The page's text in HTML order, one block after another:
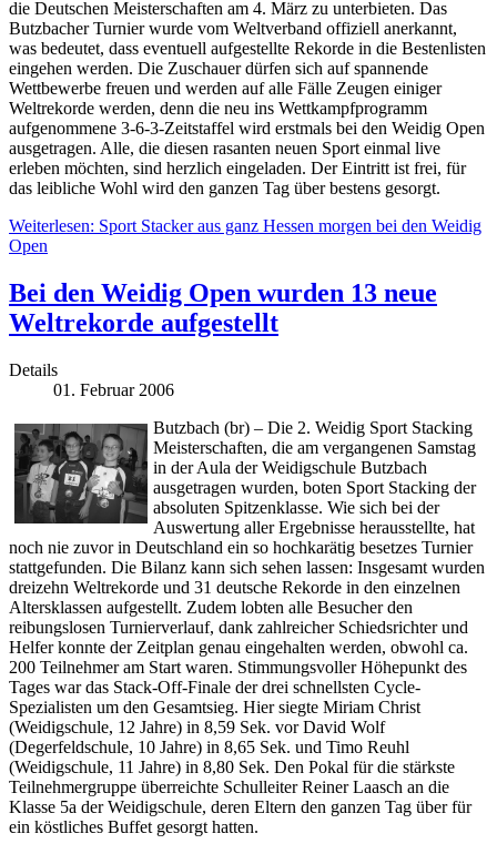
die Deutschen Meisterschaften am 4. März zu unterbieten. Das
Butzbacher Turnier wurde vom Weltverband offiziell anerkannt,
was bedeutet, dass eventuell aufgestellte Rekorde in die Bestenlisten
eingehen werden. Die Zuschauer dürfen sich auf spannende
Wettbewerbe freuen und werden auf alle Fälle Zeugen einiger
Weltrekorde werden, denn die neu ins Wettkampfprogramm
aufgenommene 3-6-3-Zeitstaffel wird erstmals bei den Weidig Open
ausgetragen. Alle, die diesen rasanten neuen Sport einmal live
erleben möchten, sind herzlich eingeladen. Der Eintritt ist frei, für
das leibliche Wohl wird den ganzen Tag über bestens gesorgt.
Weiterlesen: Sport Stacker aus ganz Hessen morgen bei den Weidig
Open
Bei den Weidig Open wurden 13 neue
Weltrekorde aufgestellt
Details
01. Februar 2006
Butzbach (br) – Die 2. Weidig Sport Stacking
Meisterschaften, die am vergangenen Samstag
in der Aula der Weidigschule Butzbach
ausgetragen wurden, boten Sport Stacking der
absoluten Spitzenklasse. Wie sich bei der
Auswertung aller Ergebnisse herausstellte, hat
noch nie zuvor in Deutschland ein so hochkarätig besetzes Turnier
stattgefunden. Die Bilanz kann sich sehen lassen: Insgesamt wurden
dreizehn Weltrekorde und 31 deutsche Rekorde in den einzelnen
Altersklassen aufgestellt. Zudem lobten alle Besucher den
reibungslosen Turnierverlauf, dank zahlreicher Schiedsrichter und
Helfer konnte der Zeitplan genau eingehalten werden, obwohl ca.
200 Teilnehmer am Start waren. Stimmungsvoller Höhepunkt des
Tages war das Stack-Off-Finale der drei schnellsten Cycle-
Spezialisten um den Gesamtsieg. Hier siegte Miriam Christ
(Weidigschule, 12 Jahre) in 8,59 Sek. vor David Wolf
(Degerfeldschule, 10 Jahre) in 8,65 Sek. und Timo Reuhl
(Weidigschule, 11 Jahre) in 8,80 Sek. Den Pokal für die stärkste
Teilnehmergruppe überreichte Schulleiter Reiner Laasch an die
Klasse 5a der Weidigschule, deren Eltern den ganzen Tag über für
ein köstliches Buffet gesorgt hatten.